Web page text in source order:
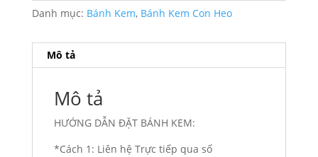
Danh mục: Bánh Kem, Bánh Kem Con Heo
Mô tả
Mô tả
HƯỚNG DẪN ĐẶT BÁNH KEM:
*Cách 1: Liên hệ Trực tiếp qua số